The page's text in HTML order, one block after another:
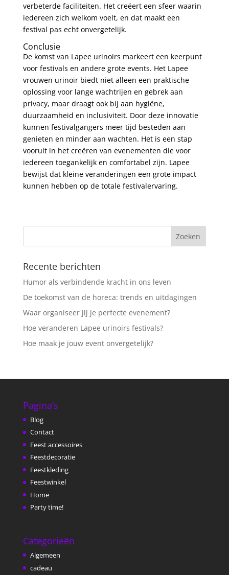
verbeterde faciliteiten. Het creëert een sfeer waarin
iedereen zich welkom voelt, en dat maakt een
festival pas echt onvergetelijk.
Conclusie
De komst van Lapee urinoirs markeert een keerpunt
voor festivals en andere grote events. Het Lapee
vrouwen urinoir biedt niet alleen een praktische
oplossing voor lange wachtrijen en gebrek aan
privacy, maar draagt ook bij aan hygiëne,
duurzaamheid en inclusiviteit. Door deze innovatie
kunnen festivalgangers meer tijd besteden aan
genieten en minder aan wachten. Het is een stap
vooruit in het creëren van evenementen die voor
iedereen toegankelijk en comfortabel zijn. Lapee
bewijst dat kleine veranderingen een grote impact
kunnen hebben op de totale festivalervaring.
Recente berichten
Humor als verbindende kracht in ons leven
De toekomst van de horeca: trends en uitdagingen
Waar organiseer jij je perfecte evenement?
Hoe veranderen Lapee urinoirs festivals?
Hoe maak je jouw event onvergetelijk?
Pagina’s
Blog
Contact
Feest accessoires
Feestdecoratie
Feestkleding
Feestwinkel
Home
Party time!
Categorieën
Algemeen
cadeau